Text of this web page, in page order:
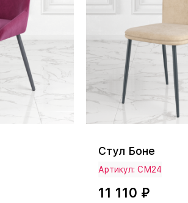
Стул Боне
Артикул: СМ24
11 110 ₽